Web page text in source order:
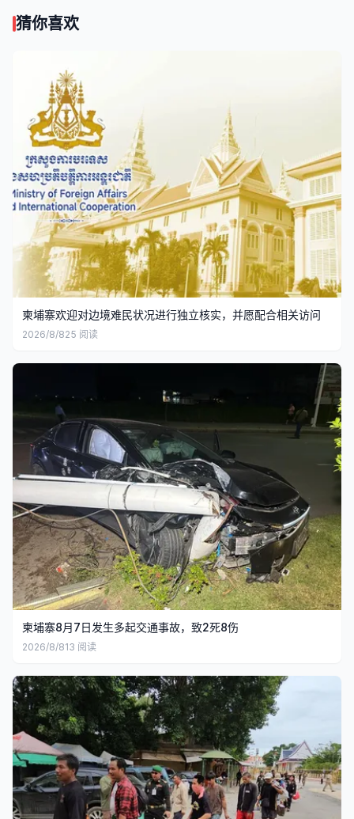
猜你喜欢
柬埔寨欢迎对边境难民状况进行独立核实，并愿配合相关访问
2026/8/825 阅读
柬埔寨8月7日发生多起交通事故，致2死8伤
2026/8/813 阅读